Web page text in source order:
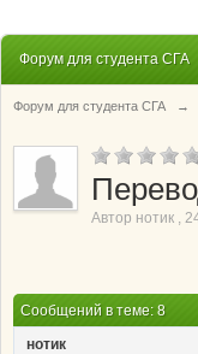
Форум для студента СГА
Форум для студента СГА →
Автор нотик ,
Сообщений в теме: 8
нотик